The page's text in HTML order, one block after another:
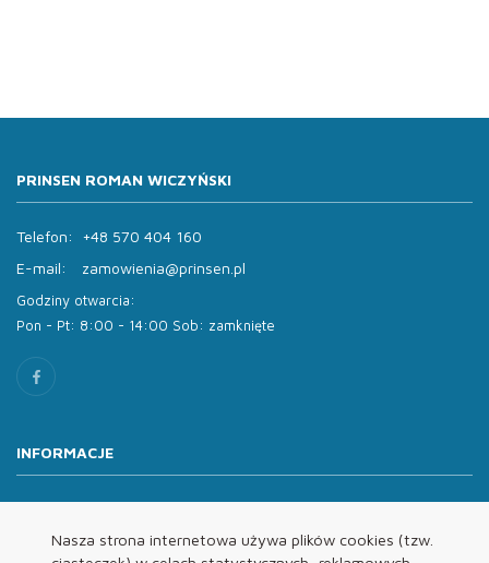
Nasza strona internetowa używa plików cookies (tzw.
PRINSEN ROMAN WICZYŃSKI
Telefon:
+48 570 404 160
E-mail:
zamowienia@prinsen.pl
Godziny otwarcia:
Pon - Pt: 8:00 - 14:00 Sob: zamknięte
INFORMACJE
Oferta